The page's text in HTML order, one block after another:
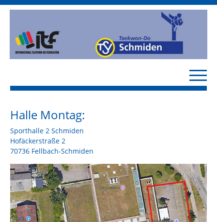
Halle Montag:
Sporthalle 2 Schmiden
Hofäckerstraße 2
70736 Fellbach-Schmiden